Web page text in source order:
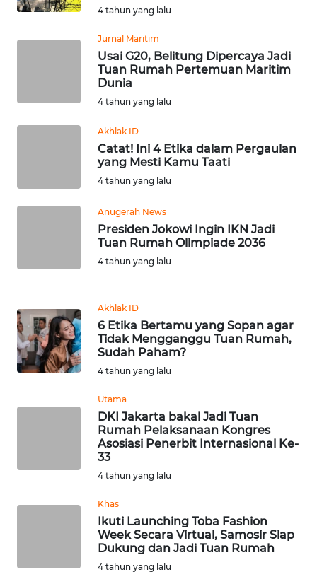
4 tahun yang lalu
Jurnal Maritim
Usai G20, Belitung Dipercaya Jadi
Tuan Rumah Pertemuan Maritim
Dunia
4 tahun yang lalu
Akhlak ID
Catat! Ini 4 Etika dalam Pergaulan
yang Mesti Kamu Taati
4 tahun yang lalu
Anugerah News
Presiden Jokowi Ingin IKN Jadi
Tuan Rumah Olimpiade 2036
4 tahun yang lalu
Akhlak ID
6 Etika Bertamu yang Sopan agar
Tidak Mengganggu Tuan Rumah,
Sudah Paham?
4 tahun yang lalu
Utama
DKI Jakarta bakal Jadi Tuan
Rumah Pelaksanaan Kongres
Asosiasi Penerbit Internasional Ke-
33
4 tahun yang lalu
Khas
Ikuti Launching Toba Fashion
Week Secara Virtual, Samosir Siap
Dukung dan Jadi Tuan Rumah
4 tahun yang lalu
KARO
TEBING
TINGGI
WN
WN